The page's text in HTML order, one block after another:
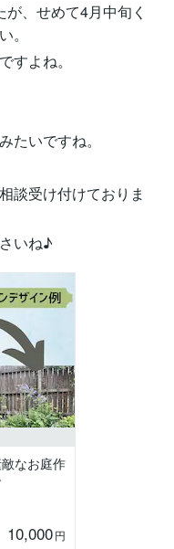
、せめて4月中旬く
。
すよね。
たいですね。
談受け付けておりま
いね♪
なお庭作
10,000円